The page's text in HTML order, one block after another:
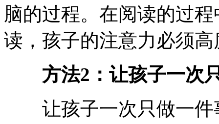
脑的过程。在阅读的过
读，孩子的注意力必须
方法2：让孩子一次
让孩子一次只做一件